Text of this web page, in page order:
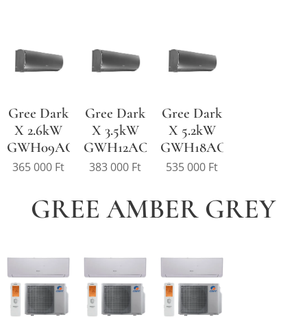
Gree Dark
X 2.6kW
GWH09ACC
365 000 Ft
Gree Dark
X 3.5kW
GWH12ACC
383 000 Ft
Gree Dark
X 5.2kW
GWH18ACD
535 000 Ft
GREE AMBER GREY